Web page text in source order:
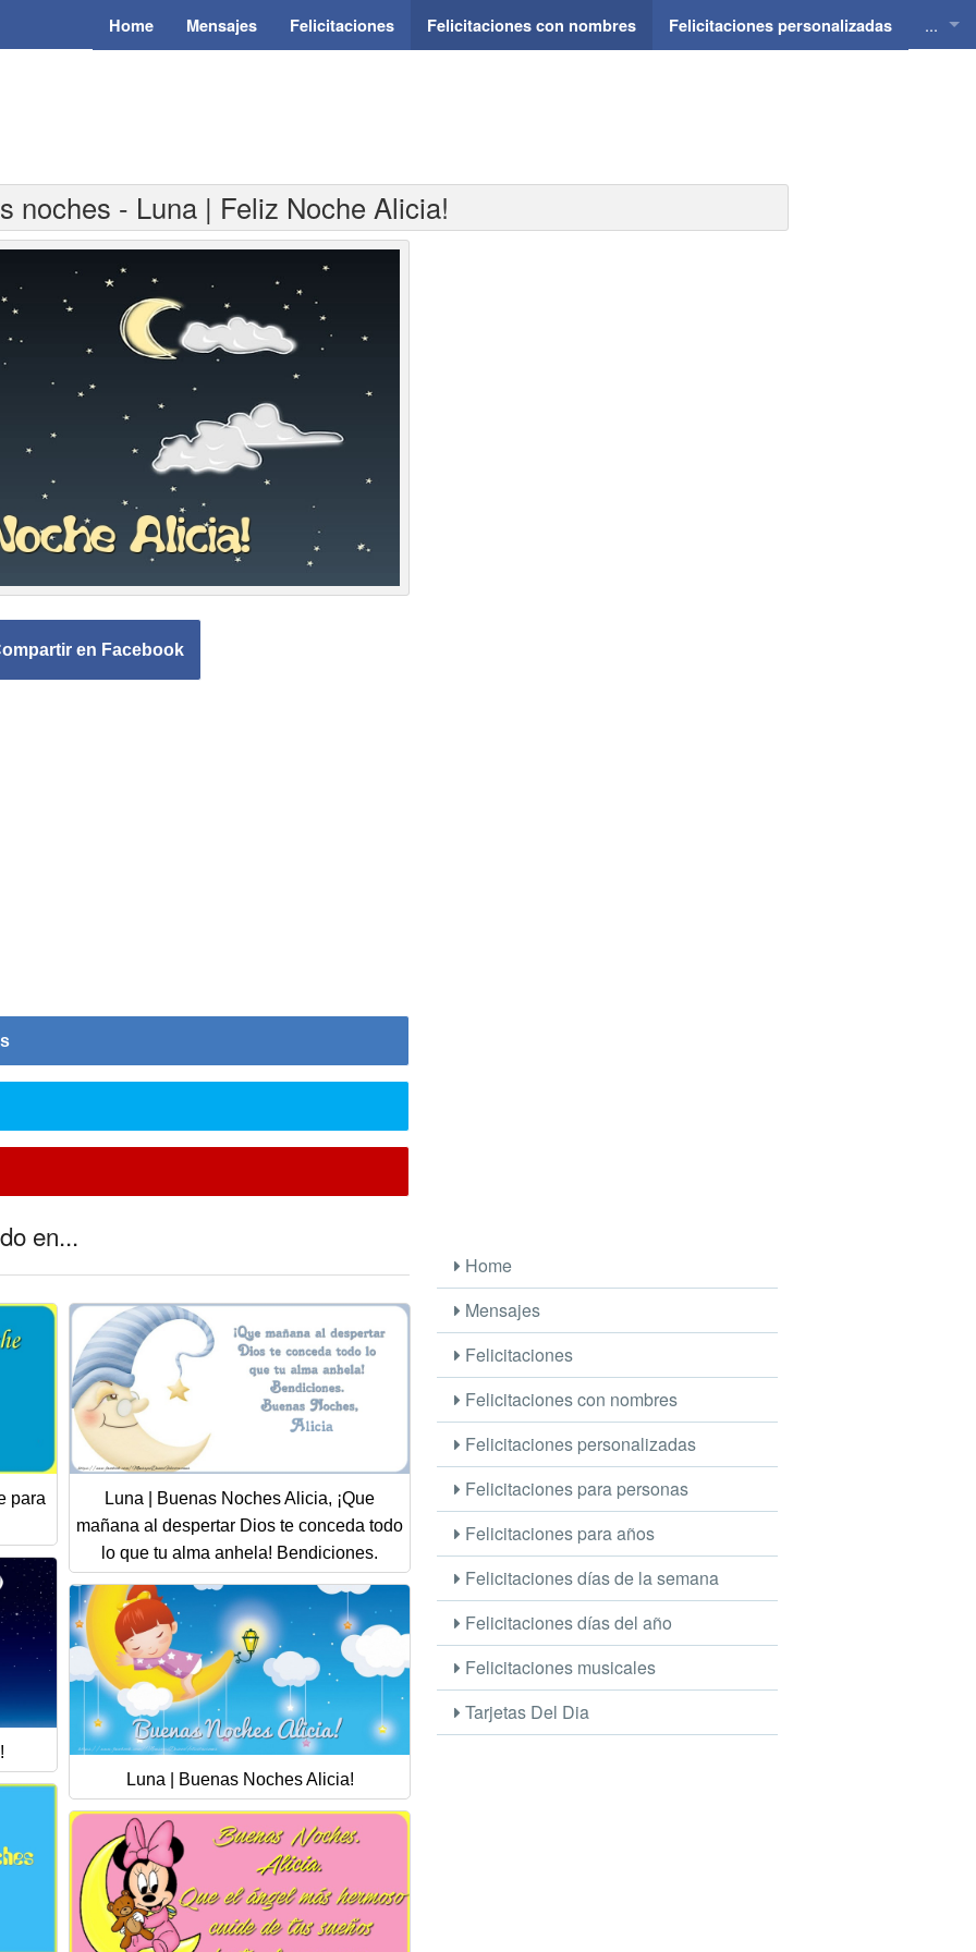
Home Mensajes Felicitaciones Felicitaciones con nombres Felicitaciones personalizadas ...
noches - Luna | Feliz Noche Alicia!
en Facebook
en...
para
Luna | Buenas Noches Alicia, ¡Que
mañana al despertar Dios te conceda todo
lo que tu alma anhela! Bendiciones.
Luna | Buenas Noches Alicia!
Home
Mensajes
Felicitaciones
Felicitaciones con nombres
Felicitaciones personalizadas
Felicitaciones para personas
Felicitaciones para años
Felicitaciones días de la semana
Felicitaciones días del año
Felicitaciones musicales
Tarjetas Del Dia